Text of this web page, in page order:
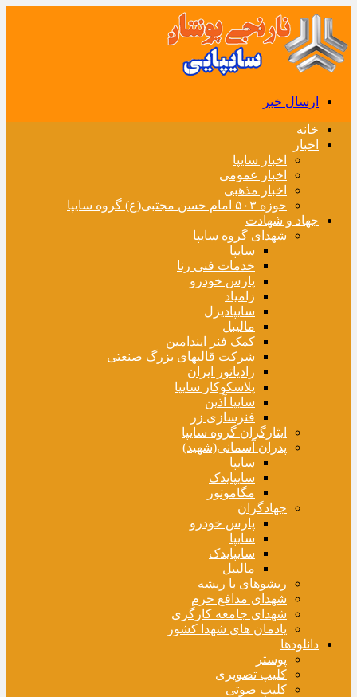
ارسال خبر
خانه
اخبار
اخبار سایپا
اخبار عمومی
اخبار مذهبی
حوزه ۵۰۳ امام حسن مجتبی(ع) گروه سایپا
جهاد و شهادت
شهدای گروه سایپا
سایپا
خدمات فنی رنا
پارس خودرو
زامیاد
سایپادیزل
مالیبل
کمک فنر ایندامین
شرکت قالبهای بزرگ صنعتی
رادیاتور ایران
پلاسکوکار سایپا
سایپا آذین
فنرسازی زر
ایثارگران گروه سایپا
پدران آسمانی(شهید)
سایپا
سایپایدک
مگاموتور
جهادگران
پارس خودرو
سایپا
سایپایدک
مالیبل
ریشوهای با ریشه
شهدای مدافع حرم
شهدای جامعه کارگری
یادمان های شهدا کشور
دانلودها
پوستر
کلیپ تصویری
کلیپ صوتی